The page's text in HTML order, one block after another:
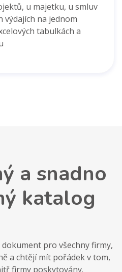
u majetku, u smluv
výdajích na jednom
tabulkách a
a snadno
katalog
pro všechny firmy,
a chtějí mít pořádek v tom,
firmy poskytovány.